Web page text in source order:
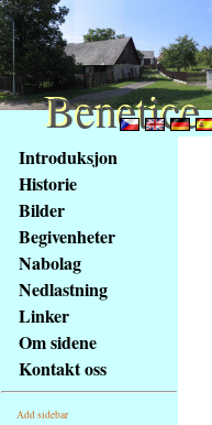
obsah
stránky
Klávesové
zkratky
tomto
webu
základní
Hlavní
strana
Introduksjon
Historie
Bilder
Begivenheter
Nabolag
Nedlastning
Linker
Om sidene
Kontakt oss
Add sidebar
Benetice
Benetice